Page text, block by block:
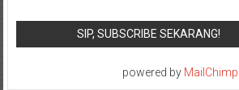
powered by MailChimp